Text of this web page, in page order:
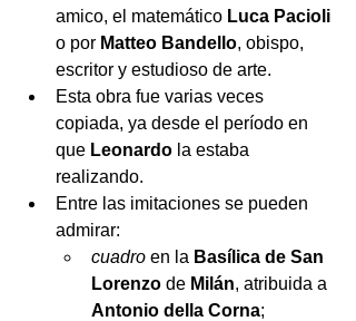
amico, el matemático Luca Pacioli
o por Matteo Bandello, obispo,
escritor y estudioso de arte.
Esta obra fue varias veces
copiada, ya desde el período en
que Leonardo la estaba
realizando.
Entre las imitaciones se pueden
admirar:
cuadro en la Basílica de San
Lorenzo de Milán, atribuida a
Antonio della Corna;